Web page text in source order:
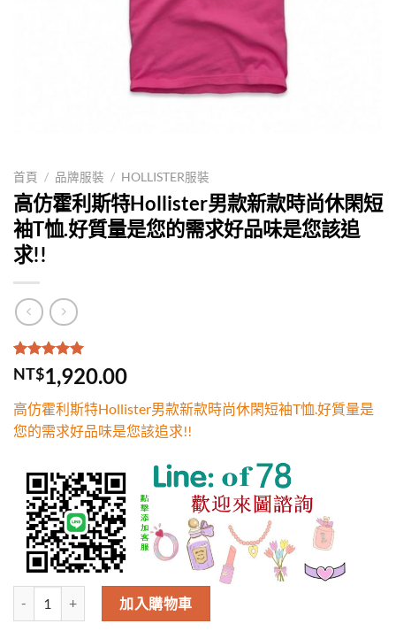
首頁 / 品牌服裝 / HOLLISTER服裝
高仿霍利斯特Hollister男款新款時尚休閑短
袖T恤.好質量是您的需求好品味是您該追
求!!
評分5.00/
5，已有
1
位
分
NT$1,920.00
高仿霍利斯特Hollister男款新款時尚休閑短袖T恤.好質量是
您的需求好品味是您該追求!!
高仿霍利斯特Hollister男款新款時尚休閑短袖T恤.好質量是您的需求
加入購物車